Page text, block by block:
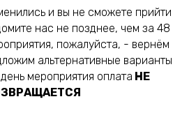
и вы не сможете прийти
нас не позднее, чем за 48
пожалуйста, - вернём
альтернативные варианты
мероприятия оплата НЕ